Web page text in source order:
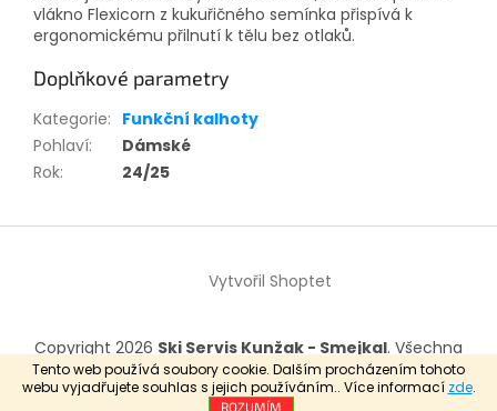
Tento web používá soubory cookie. Dalším procházením tohoto
webu vyjadřujete souhlas s jejich používáním.. Více informací zde.
ROZUMÍM
vlákno Flexicorn z kukuřičného semínka přispívá k
ergonomickému přilnutí k tělu bez otlaků.
Doplňkové parametry
Kategorie: Funkční kalhoty
Pohlaví:
Dámské
Rok: 24/25
í
Vytvořil Shoptet
Copyright 2026 Ski Servis Kunžak - Smejkal. Všechna
práva vyhrazena.